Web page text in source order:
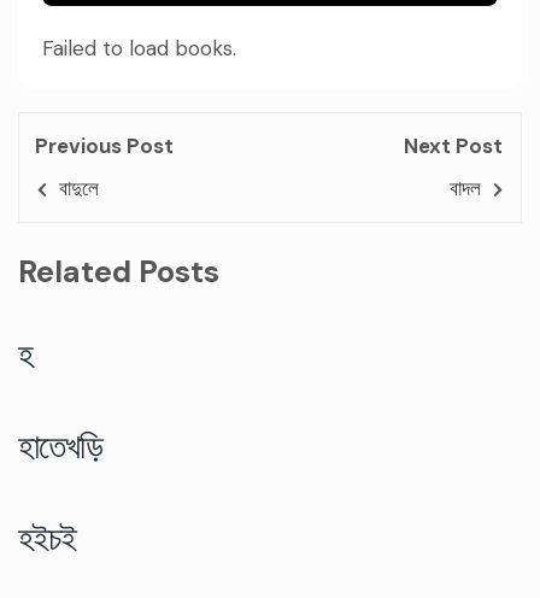
Failed to load books.
Previous Post
বাদুলে
Next Post
বাদল
Related Posts
হ
হাতেখড়ি
হইচই